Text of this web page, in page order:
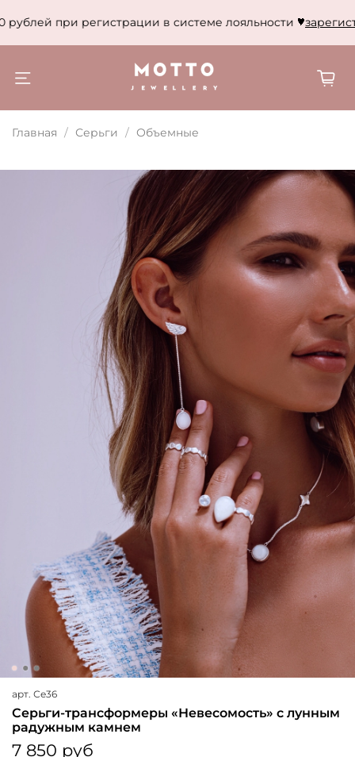
при регистрации в системе лояльности
Главная Серьги Объемные
арт. Се36
Серьги-трансформеры «Невесомость» с лунным
радужным камнем
7 850 руб